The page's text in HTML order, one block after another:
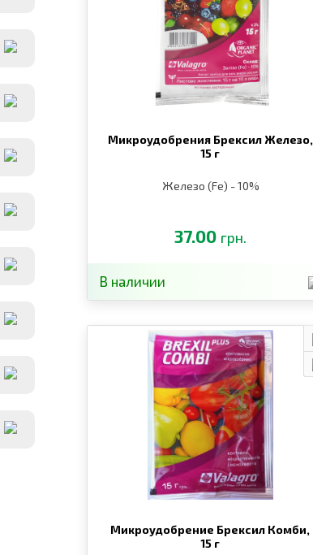
Микроудобрения Брексил Железо,
15 г
Железо (Fe) - 10%
37.00 грн.
В наличии
Микроудобрение Брексил Комби,
15 г